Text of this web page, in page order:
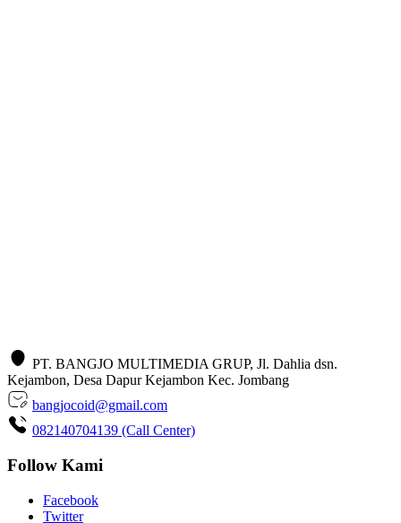
PT. BANGJO MULTIMEDIA GRUP, Jl. Dahlia dsn.
Kejambon, Desa Dapur Kejambon Kec. Jombang
bangjocoid@gmail.com
082140704139 (Call Center)
Follow Kami
Facebook
Twitter